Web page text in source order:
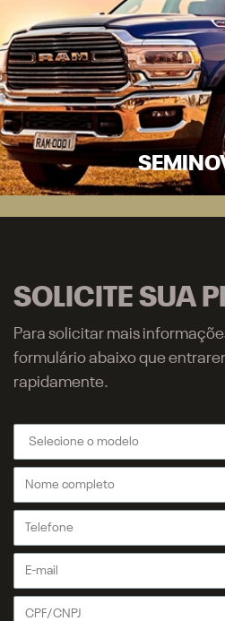
SOLICITE SUA
Para solicitar mais
formulário abaixo que
rapidamente.